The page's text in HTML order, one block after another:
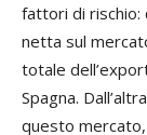
fattori di rischio:
netta sul
totale
Spagna.
questo